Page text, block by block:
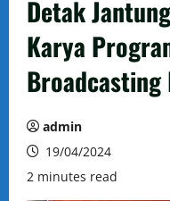
Detak
Karya
Broadcasting
admin
19/04/2024
2 minutes read